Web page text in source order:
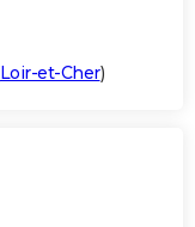
Loir-et-Cher)